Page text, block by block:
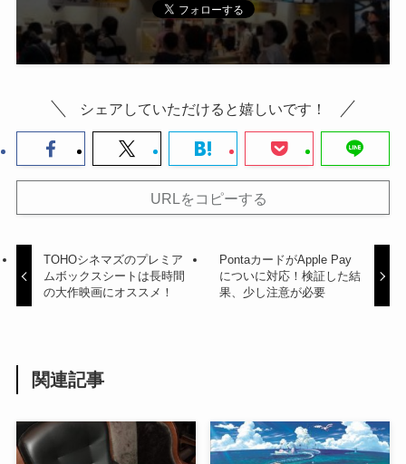
シェアしていただけると嬉しいです！
URLをコピーする
TOHOシネマズのプレミア
ムボックスシートは長時間
の大作映画にオススメ！
PontaカードがApple Pay
についに対応！検証した結
果、少し注意が必要
関連記事